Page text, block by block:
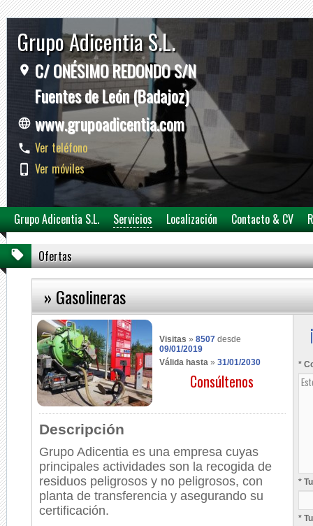
Grupo Adicentia S.L.
C/ ONÉSIMO REDONDO S/N
Fuentes de León (Badajoz)
www.grupoadicentia.com
Ver teléfono
Ver móviles
Grupo Adicentia S.L. Servicios Localización Contacto & CV
Ofertas
» Gasolineras
Visitas » 8507 desde
09/01/2019
Válida hasta » 31/01/2030
Consúltenos
Descripción
Grupo Adicentia es una empresa cuyas
principales actividades son la recogida de
residuos peligrosos y no peligrosos, con
planta de transferencia y asegurando su
certificación.
*
*
*